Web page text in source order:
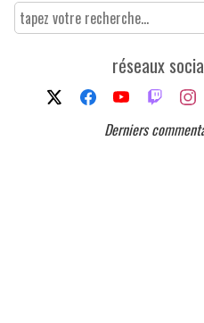
réseaux
Derniers